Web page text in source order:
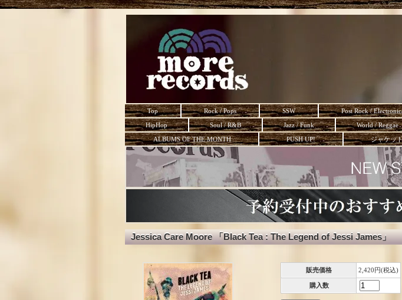
Top Rock / Pops SSW Post Rock /
HipHop
Soul / R&B Jazz / Funk World / Reggae
ALBUMS OF THE MONTH
PUSH UP! ジャケット
Jessica Care Moore 「Black Tea : The Legend of Jessi James」
販売価格 2,420円(税込)
購入数